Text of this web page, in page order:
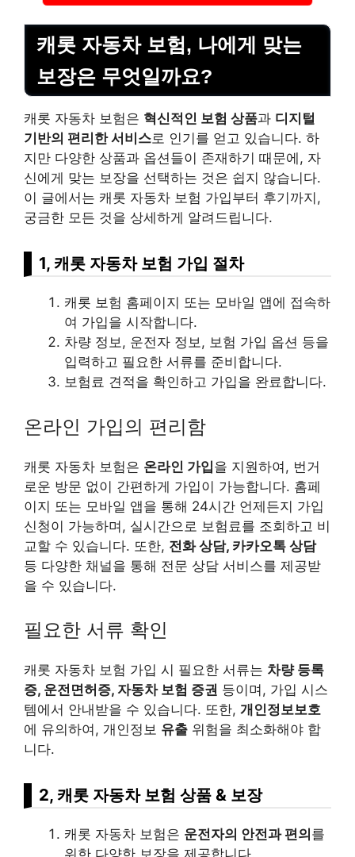
캐롯 자동차 보험, 나에게 맞는
보장은 무엇일까요?
캐롯 자동차 보험은 혁신적인 보험 상품과 디지털
기반의 편리한 서비스로 인기를 얻고 있습니다. 하
지만 다양한 상품과 옵션들이 존재하기 때문에, 자
신에게 맞는 보장을 선택하는 것은 쉽지 않습니다.
이 글에서는 캐롯 자동차 보험 가입부터 후기까지,
궁금한 모든 것을 상세하게 알려드립니다.
1, 캐롯 자동차 보험 가입 절차
캐롯 보험 홈페이지 또는 모바일 앱에 접속하
여 가입을 시작합니다.
차량 정보, 운전자 정보, 보험 가입 옵션 등을
입력하고 필요한 서류를 준비합니다.
보험료 견적을 확인하고 가입을 완료합니다.
온라인 가입의 편리함
캐롯 자동차 보험은 온라인 가입을 지원하여, 번거
로운 방문 없이 간편하게 가입이 가능합니다. 홈페
이지 또는 모바일 앱을 통해 24시간 언제든지 가입
신청이 가능하며, 실시간으로 보험료를 조회하고 비
교할 수 있습니다. 또한, 전화 상담, 카카오톡 상담
등 다양한 채널을 통해 전문 상담 서비스를 제공받
을 수 있습니다.
필요한 서류 확인
캐롯 자동차 보험 가입 시 필요한 서류는 차량 등록
증, 운전면허증, 자동차 보험 증권 등이며, 가입 시스
템에서 안내받을 수 있습니다. 또한, 개인정보보호
에 유의하여, 개인정보 유출 위험을 최소화해야 합
니다.
2, 캐롯 자동차 보험 상품 & 보장
캐롯 자동차 보험은 운전자의 안전과 편의 를